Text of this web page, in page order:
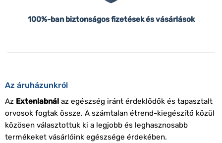
100%-ban biztonságos fizetések és vásárlások
Az áruházunkról
Az Extenlabnálaz egészség iránt érdeklődők és tapasztalt
orvosok fogtak össze. A számtalan étrend-kiegészítő közül
közösen választottuk ki a legjobb és leghasznosabb
termékeket vásárlóink egészsége érdekében.